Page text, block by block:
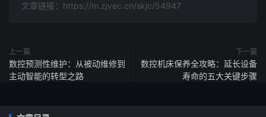
文章链接：https://m.zjvec.cn/skjc/54947
上一篇
数控预测性维护：从被动维修到
主动智能的转型之路
下一篇
数控机床保养全攻略：延长设备
寿命的五大关键步骤